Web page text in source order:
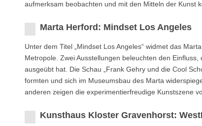
aufmerksam beobachten und mit den Mitteln der Kunst
Marta Herford: Mindset Los Angeles
Unter dem Titel „Mindset Los Angeles“ widmet das
Metropole. Zwei Ausstellungen beleuchten den
ausgeübt hat. Die Schau „Frank Gehry und die Cool
formten und sich im Museumsbau des Marta
anderen zeigen die experimentierfreudige Kunstszene
Kunsthaus Kloster Gravenhorst: